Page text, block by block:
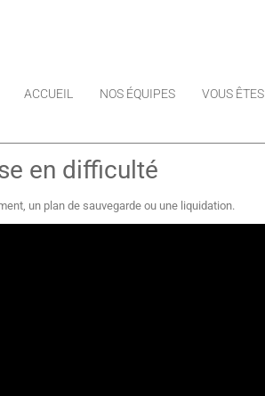
ACCUEIL NOS ÉQUIPES VOUS ÊTES
en difficulté
un plan de sauvegarde ou une liquidation.